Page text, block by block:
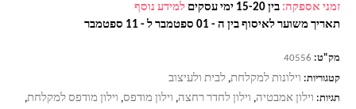
זמני אספקה: בין 15-20 ימי עסקים
למידע נוסף
תאריך משוער לאיסוף בין ה - 01 ספטמבר ל - 11 ספטמבר
מק"ט: 40556
קטגוריות: וילונות למקלחת, לבית ולעיצוב
תגיות: וילון אמבטיה, וילון לחדר רחצה, וילון מודפס, וילון מודפס למקלחת,